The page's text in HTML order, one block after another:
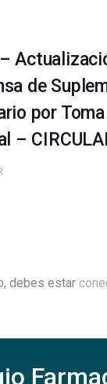
de
por
–
debes estar